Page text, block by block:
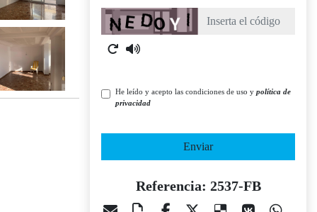
Captcha
He leído y acepto las condiciones de uso y política de
privacidad
Enviar
Referencia: 2537-FB